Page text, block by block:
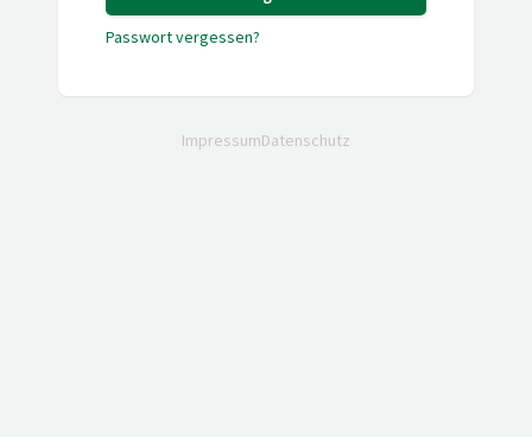
Passwort vergessen?
ImpressumDatenschutz